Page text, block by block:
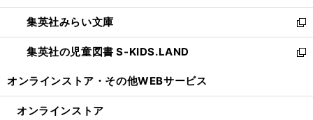
開
く
ウ
で
開
く
ン
ド
ウ
で
ウ
ィ
ン
ド
開
集英社みらい文庫
新
し
い
ン
集英社の児童図書 S-KIDS.LAND
新
ウ
オンラインストア・ その他WEBサービス
オンラインストア